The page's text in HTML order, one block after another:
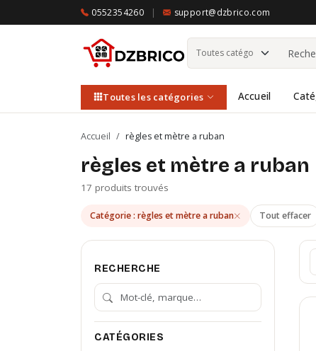
0552354260 | support@dzbrico.com
Toutes les catégories Accueil
Accueil / règles et mètre a ruban
règles et mètre a ruban
17 produits trouvés
Catégorie : règles et mètre a ruban Tout effacer
RECHERCHE
CATÉGORIES